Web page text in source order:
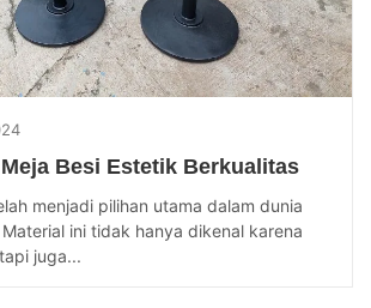
Besi Estetik Berkualitas
menjadi pilihan utama dalam dunia
ini tidak hanya dikenal karena
juga...